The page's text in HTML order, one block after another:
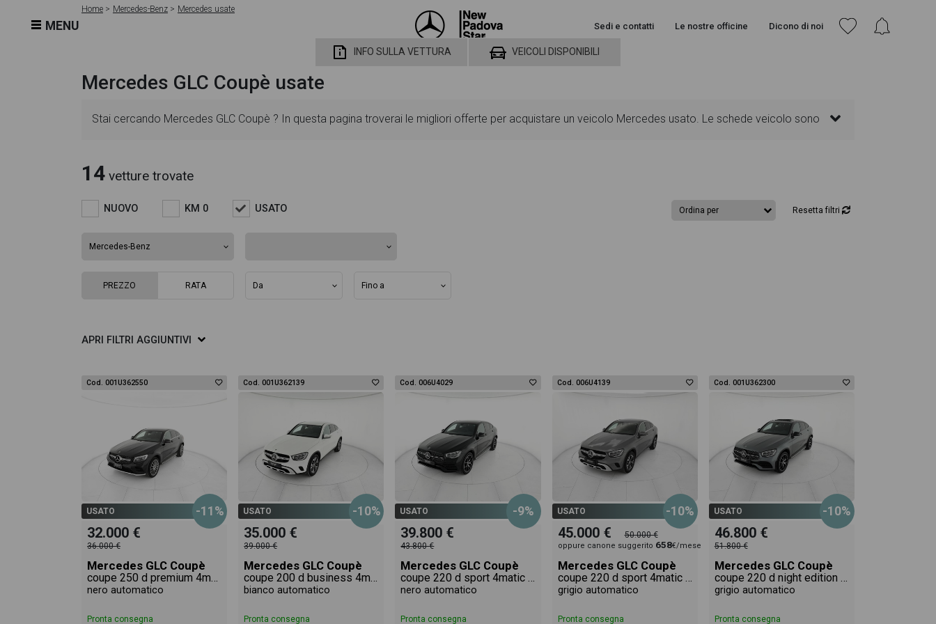
MENU Sedi e contatti Le nostre officine Dicono di noi
Home Mercedes-Benz Mercedes usate
INFO SULLA VETTURA VEICOLI DISPONIBILI
Mercedes GLC Coupè usate
Stai cercando Mercedes GLC Coupè ? In questa pagina troverai le migliori offerte per acquistare un veicolo Mercedes usato. Le schede veicolo sono
troverai anche il listino prezzi, eventuale offerta e rata consigliata per l'acquisto del veicolo.
14 vetture trovate
NUOVO KM 0 USATO Resetta filtri
PREZZO RATA
APRI FILTRI AGGIUNTIVI
Cod. 001U362550
USATO -11%
32.000 €
36.000 €
Mercedes GLC Coupè
coupe 250 d premium 4matic auto
nero automatico
Pronta consegna
Cod. 001U362139
USATO -10%
35.000 €
39.000 €
Mercedes GLC Coupè
coupe 200 d business 4matic auto
bianco automatico
Pronta consegna
Cod. 006U4029
USATO -9%
39.800 €
43.800 €
Mercedes GLC Coupè
coupe 220 d sport 4matic auto
nero automatico
Pronta consegna
Cod. 006U4139
USATO -10%
45.000 € 50.000 €
oppure canone suggerito 658€/mese
Mercedes GLC Coupè
coupe 220 d sport 4matic auto
grigio automatico
Pronta consegna
Cod. 001U362300
USATO -10%
46.800 €
51.800 €
Mercedes GLC Coupè
coupe 220 d night edition 4matic auto
grigio automatico
Pronta consegna